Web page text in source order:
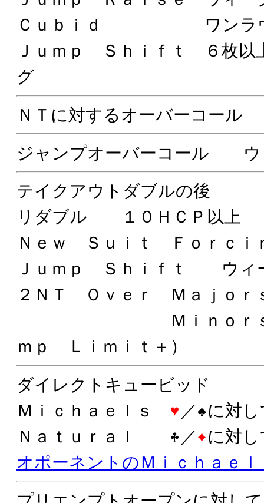
Ｃｕｂｉｄ ワンラウン
Ｊｕｍｐ Ｓｈｉｆｔ ６枚
グ
ＮＴに対するオーバーコー
ジャンプオーバーコール ウ
テイクアウトダブルの後
リダブル １０ＨＣＰ以上
Ｎｅｗ Ｓｕｉｔ Ｆｏｒｃ
Ｊｕｍｐ Ｓｈｉｆｔ ウィ
２ＮＴ Ｏｖｅｒ Ｍａｊｏ
Ｍｉｎｏｒｓ Ｗ
ｍｐ Ｌｉｍｉｔ＋）
ダイレクトキュービッド
Ｍｉｃｈａｅｌｓ
／
に対
Ｎａｔｕｒａｌ
／
に対
オポーネントのＭｉｃｈａｅ